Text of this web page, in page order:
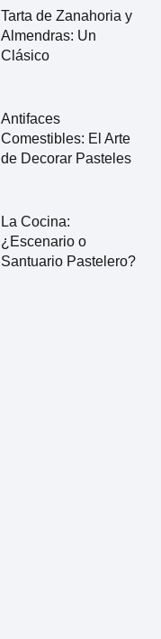
Tarta de Zanahoria y
Almendras: Un
Clásico
Antifaces
Comestibles: El Arte
de Decorar Pasteles
La Cocina:
¿Escenario o
Santuario Pastelero?